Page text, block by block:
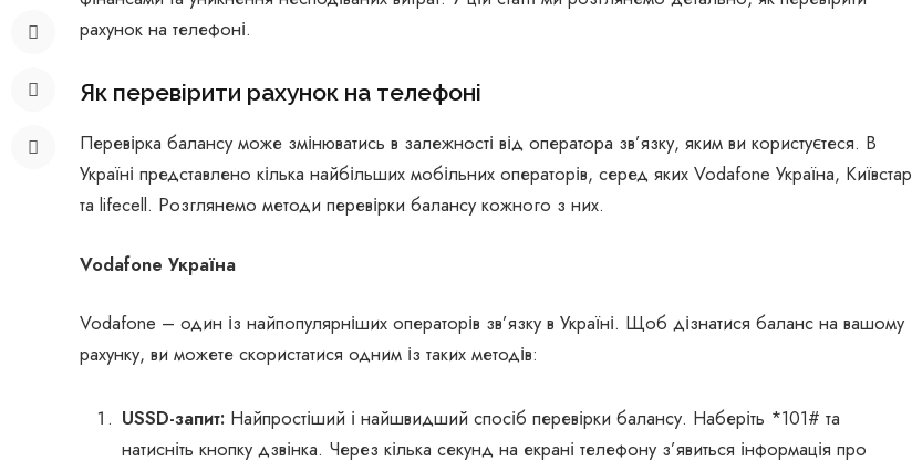
рахунок на телефоні.
Як перевірити рахунок на телефоні
Перевірка балансу може змінюватись в залежності від оператора зв’язку, яким ви користуєтеся. В
Україні представлено кілька найбільших мобільних операторів, серед яких Vodafone Україна, Київстар
та lifecell. Розглянемо методи перевірки балансу кожного з них.
Vodafone Україна
Vodafone – один із найпопулярніших операторів зв’язку в Україні. Щоб дізнатися баланс на вашому
рахунку, ви можете скористатися одним із таких методів:
USSD-запит: Найпростіший і найшвидший спосіб перевірки балансу. Наберіть *101# та
натисніть кнопку дзвінка. Через кілька секунд на екрані телефону з’явиться інформація про